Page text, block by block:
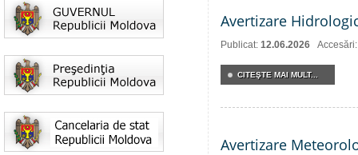
Avertizare
Publicat: 12.06.2026
CITEŞTE MAI MULT...
Avertizare